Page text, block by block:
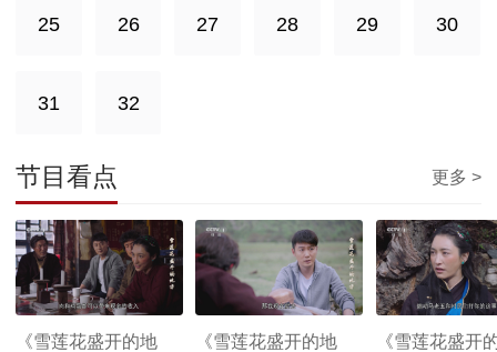
25 26 27 28 29 30
31 32
节目看点 更多 >
《雪莲花盛开的地
《雪莲花盛开的地
《雪莲花盛开